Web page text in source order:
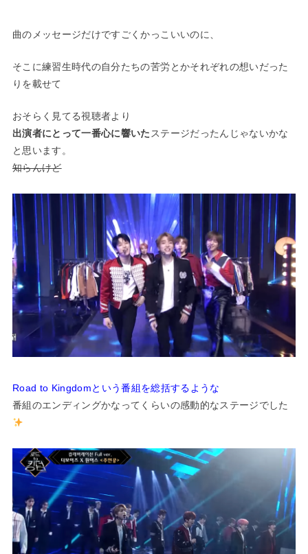
曲のメッセージだけですごくかっこいいのに、
そこに練習生時代の自分たちの苦労とかそれぞれの想いだった
りを載せて
おそらく見てる視聴者より
出演者にとって一番心に響いたステージだったんじゃないかな
と思います。
知らんけど
Road to Kingdomという番組を総括するような
番組のエンディングかなってくらいの感動的なステージでした